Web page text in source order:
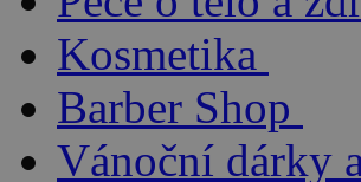
Kosmetika
Barber Shop
Vánoční dárky